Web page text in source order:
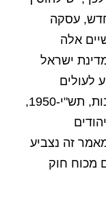
עסקה
אלה
ישראל
לעולים
חדשים שעלו לישראל לפי חוק השבות, תש"י-1950,
זה נצביע
מכוח חוק